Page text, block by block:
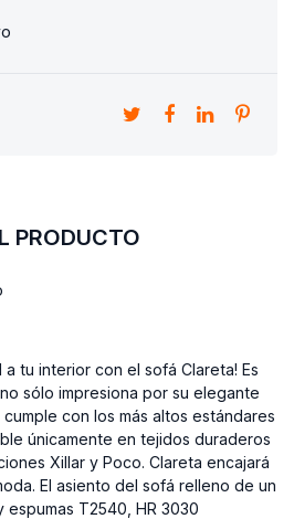
PRODUCTO
a tu interior con el sofá Clareta! Es
sólo impresiona por su elegante
con los más altos estándares
únicamente en tejidos duraderos
Xillar y Poco. Clareta encajará
El asiento del sofá relleno de un
T2540, HR 3030